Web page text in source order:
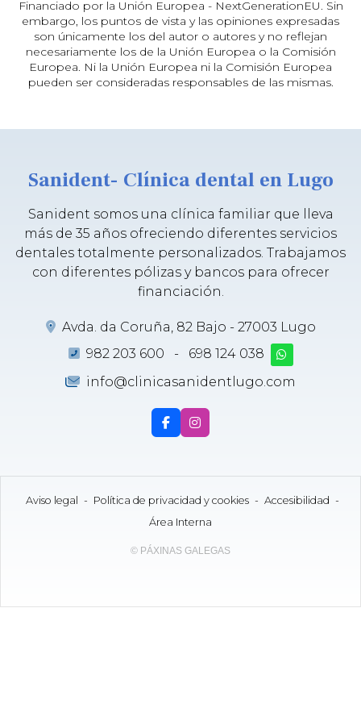
Financiado por la Unión Europea - NextGenerationEU. Sin
embargo, los puntos de vista y las opiniones expresadas
son únicamente los del autor o autores y no reflejan
necesariamente los de la Unión Europea o la Comisión
Europea. Ni la Unión Europea ni la Comisión Europea
pueden ser consideradas responsables de las mismas.
Sanident- Clínica dental en Lugo
Sanident somos una clínica familiar que lleva
más de 35 años ofreciendo diferentes servicios
dentales totalmente personalizados. Trabajamos
con diferentes pólizas y bancos para ofrecer
financiación.
Avda. da Coruña, 82 Bajo - 27003 Lugo
982 203 600
-
698 124 038
info@clinicasanidentlugo.com
Aviso legal - Política de privacidad y cookies - Accesibilidad -
Área Interna
© PÁXINAS GALEGAS